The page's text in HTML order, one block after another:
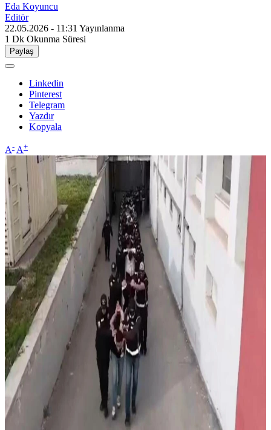
Eda Koyuncu
Editör
22.05.2026 - 11:31 Yayınlanma
1 Dk Okunma Süresi
Paylaş
Linkedin
Pinterest
Telegram
Yazdır
Kopyala
A- A+